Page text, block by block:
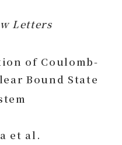
Letters
of Coulomb-
Bound State
et al.